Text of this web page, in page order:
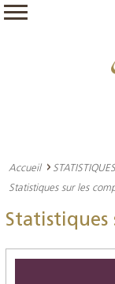
Accueil STATISTIQUES
Statistiques sur les
Statistiques